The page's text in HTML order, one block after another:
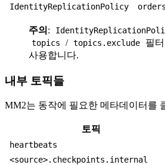
IdentityReplicationPolicy orders
주의 :
topics / topics.exclude 필
사용합니다.
내부 토픽들
MM2는 동작에 필요한 메타데이터를
토픽
heartbeats
<source>.checkpoints.internal